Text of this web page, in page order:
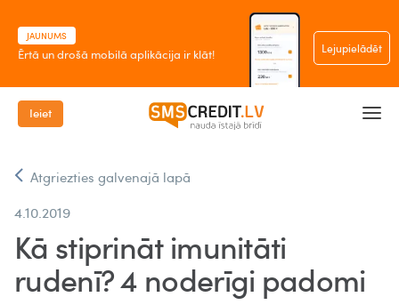
JAUNUMS
Ērtā un drošā mobilā aplikācija ir klāt! Lejupielādēt
Ieiet
Atgriezties galvenajā lapā
4.10.2019
Kā stiprināt imunitāti
rudenī? 4 noderīgi padomi